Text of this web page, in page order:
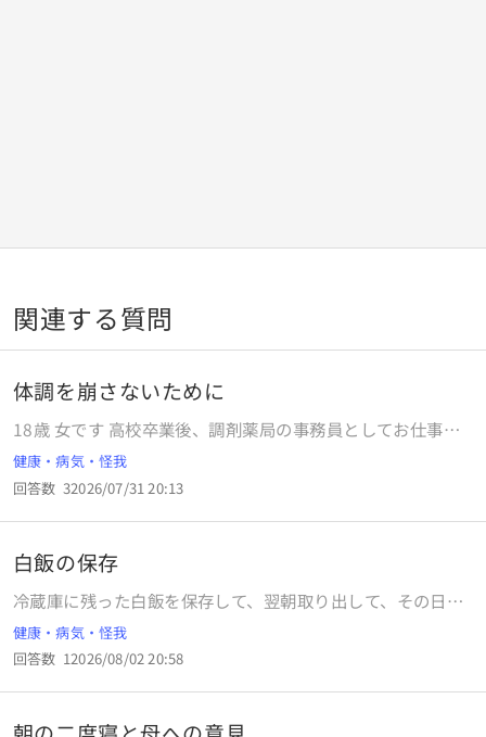
関連する質問
体調を崩さないために
18歳 女です 高校卒業後、調剤薬局の事務員としてお仕事し
ています。 入社から4ヶ月ほど経ちました。 現在は、先輩に
後ろで見てもらいながら入力もさせていただいており、月末
業務や月初の業務や請求関連の業務も分からない所を確認し
てもらいながら一人でやっています。 受付や会計、患者さん
ます。 メモを見ながら、先輩にも確認しながら日々の業務を
何とかこなしています。 本題なのですが、4月に入社してか
ら毎月のように発熱や胃腸炎などの体調不良に見舞われてい
ます。 元々学生時代から体調は崩しやすく、学校を休む日も
周りよりも多かったですが社会人になってからは悪化してい
が良くなるという事を毎月繰り返しています。 睡眠も6時間
健康・病気・怪我
回答数 32026/07/31 20:13
白飯の保存
冷蔵庫に残った白飯を保存して、翌朝取り出して、その日の
昼に食べることは身体に悪いのでしょうか？
健康・病気・怪我
回答数 12026/08/02 20:58